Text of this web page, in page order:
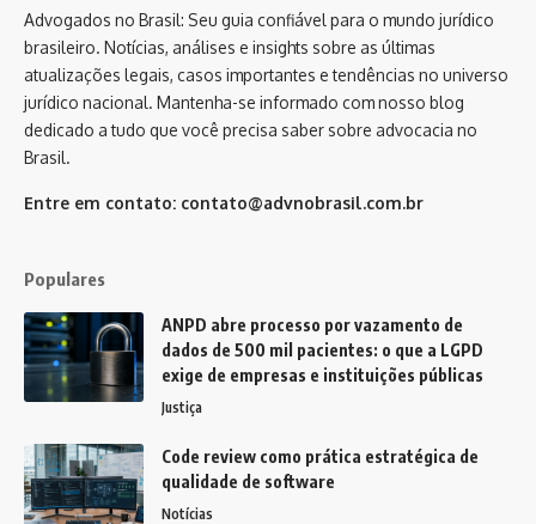
Advogados no Brasil: Seu guia confiável para o mundo jurídico
brasileiro. Notícias, análises e insights sobre as últimas
atualizações legais, casos importantes e tendências no universo
jurídico nacional. Mantenha-se informado com nosso blog
dedicado a tudo que você precisa saber sobre advocacia no
Brasil.
Entre em contato: contato@advnobrasil.com.br
Populares
ANPD abre processo por vazamento de
dados de 500 mil pacientes: o que a LGPD
exige de empresas e instituições públicas
Justiça
Code review como prática estratégica de
qualidade de software
Notícias